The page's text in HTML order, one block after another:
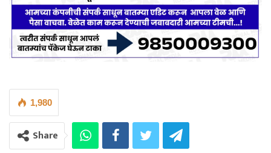
1,980
Share